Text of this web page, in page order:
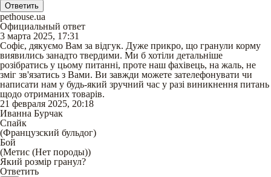
Ответить
pethouse.ua
Официальный ответ
3 марта 2025, 17:31
Софіє, дякуємо Вам за відгук. Дуже прикро, що гранули корму
виявились занадто твердими. Ми б хотіли детальніше
розібратись у цьому питанні, проте наш фахівець, на жаль, не
зміг зв'язатись з Вами. Ви завжди можете зателефонувати чи
написати нам у будь-який зручний час у разі виникнення питань
щодо отриманих товарів.
21 февраля 2025, 20:18
Иванна Бурчак
Спайк
(Французский бульдог)
Бой
(Метис (Нет породы))
Який розмір гранул?
Ответить